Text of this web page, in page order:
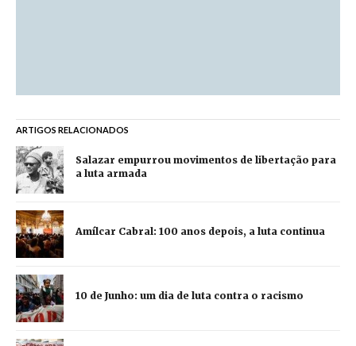
ARTIGOS RELACIONADOS
Salazar empurrou movimentos de libertação para
a luta armada
Amílcar Cabral: 100 anos depois, a luta continua
10 de Junho: um dia de luta contra o racismo